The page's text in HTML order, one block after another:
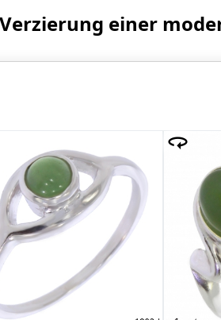
einer
Minerals in einem
geschätzt. Die Ringe bestehen
und gewährleistet dank vieler
Angebot, das die Möglichkeit